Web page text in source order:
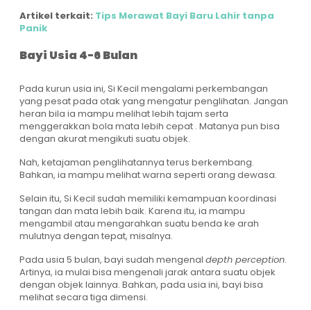
Artikel terkait: Tips Merawat Bayi Baru Lahir tanpa
Panik
Bayi Usia 4-6 Bulan
Pada kurun usia ini, Si Kecil mengalami perkembangan
yang pesat pada otak yang mengatur penglihatan. Jangan
heran bila ia mampu melihat lebih tajam serta
menggerakkan bola mata lebih cepat . Matanya pun bisa
dengan akurat mengikuti suatu objek.
Nah, ketajaman penglihatannya terus berkembang.
Bahkan, ia mampu melihat warna seperti orang dewasa.
Selain itu, Si Kecil sudah memiliki kemampuan koordinasi
tangan dan mata lebih baik. Karena itu, ia mampu
mengambil atau mengarahkan suatu benda ke arah
mulutnya dengan tepat, misalnya.
Pada usia 5 bulan, bayi sudah mengenal depth perception.
Artinya, ia mulai bisa mengenali jarak antara suatu objek
dengan objek lainnya. Bahkan, pada usia ini, bayi bisa
melihat secara tiga dimensi.